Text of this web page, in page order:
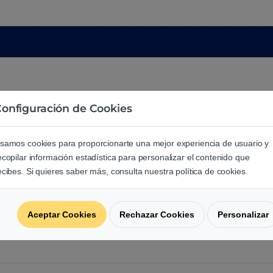
los usuarios sobre este
acerca de este producto.
de Cookies
cookies para proporcionarte una mejor experiencia de usuario y
información estadística para personalizar el contenido que
Si quieres saber más, consulta nuestra política de cookies.
Aceptar Cookies Rechazar Cookies Personalizar